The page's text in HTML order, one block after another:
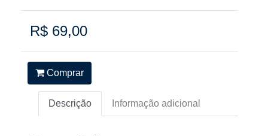
R$ 69,00
Comprar
Descrição Informação adicional